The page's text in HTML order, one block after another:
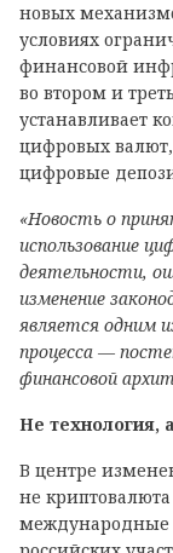
новых
условиях
финансовой
во втором и
устанавливает
цифровых
цифровые
«Новость о
использование
деятельности,
изменение
является одним
процесса —
финансовой
Не технология,
В центре
не криптовалюта
международные